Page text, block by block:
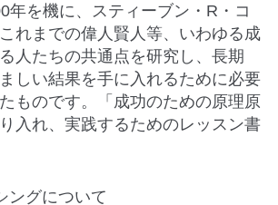
年を機に、スティーブン・R・コ
れまでの偉人賢人等、いわゆる成
人たちの共通点を研究し、長期
しい結果を手に入れるために必要
ものです。「成功のための原理原
入れ、実践するためのレッスン書
ングについて